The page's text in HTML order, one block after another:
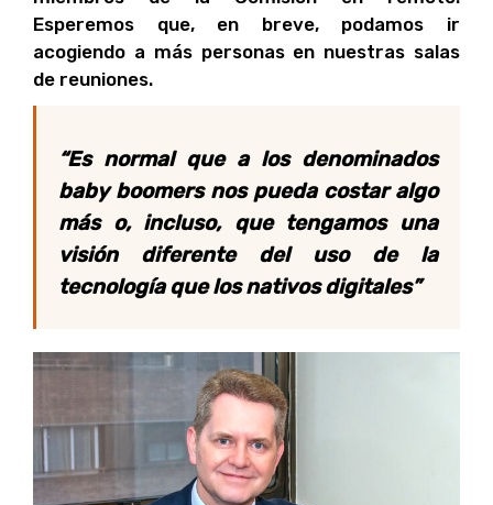
Esperemos que, en breve, podamos ir
acogiendo a más personas en nuestras salas
de reuniones.
“Es normal que a los denominados
baby boomers nos pueda costar algo
más o, incluso, que tengamos una
visión diferente del uso de la
tecnología que los nativos digitales”